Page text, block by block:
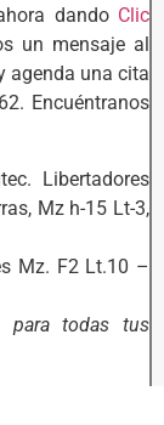
dando Clic
un mensaje al
agenda una cita
Encuéntranos
Libertadores
Mz h-15 Lt-3,
Mz. F2 Lt.10 –
para todas tus